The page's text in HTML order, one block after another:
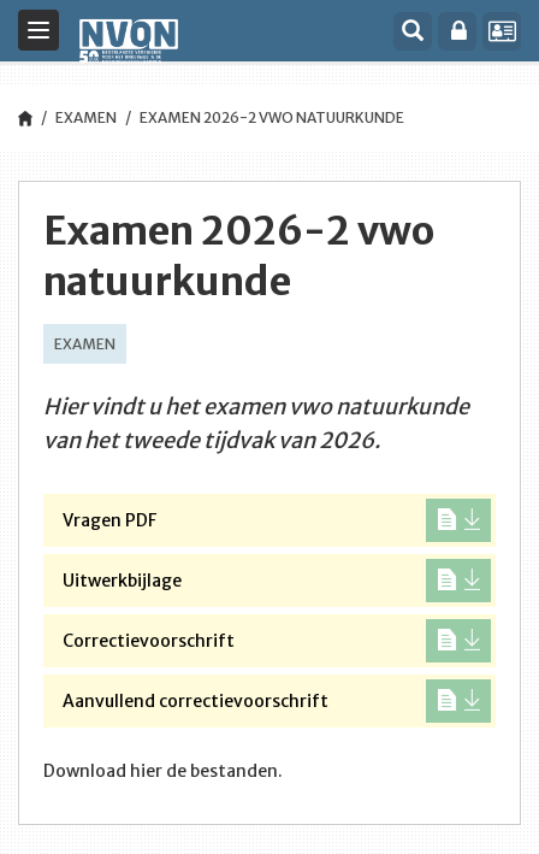
Toggle
navigation
EXAMEN EXAMEN 2026-2 VWO NATUURKUNDE
Examen 2026-2 vwo
natuurkunde
EXAMEN
Hier vindt u het examen vwo natuurkunde
van het tweede tijdvak van 2026.
Vragen PDF
Uitwerkbijlage
Correctievoorschrift
Aanvullend correctievoorschrift
Download hier de bestanden.